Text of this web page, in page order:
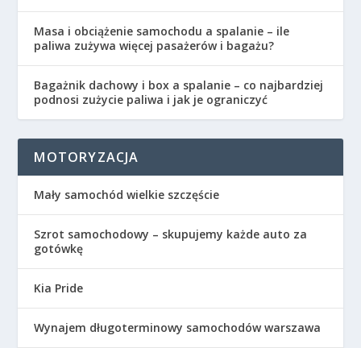
Masa i obciążenie samochodu a spalanie – ile
paliwa zużywa więcej pasażerów i bagażu?
Bagażnik dachowy i box a spalanie – co najbardziej
podnosi zużycie paliwa i jak je ograniczyć
MOTORYZACJA
Mały samochód wielkie szczęście
Szrot samochodowy – skupujemy każde auto za
gotówkę
Kia Pride
Wynajem długoterminowy samochodów warszawa